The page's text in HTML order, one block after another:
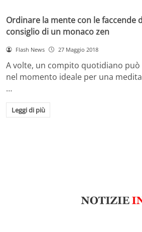
Ordinare la mente con le faccende
consiglio di un monaco zen
Flash News 27 Maggio 2018
A volte, un compito quotidiano
nel momento ideale per una
…
Leggi di più